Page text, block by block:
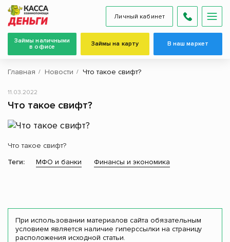
Личный кабинет
Займы наличными
в офисе
Займы на карту В наш маркет
Главная Новости Что такое свифт?
Что такое свифт?
11.03.2022
Что такое свифт?
Теги:
МФО и банки Финансы и экономика
При использовании материалов сайта обязательным
условием является наличие гиперссылки на страницу
расположения исходной статьи.